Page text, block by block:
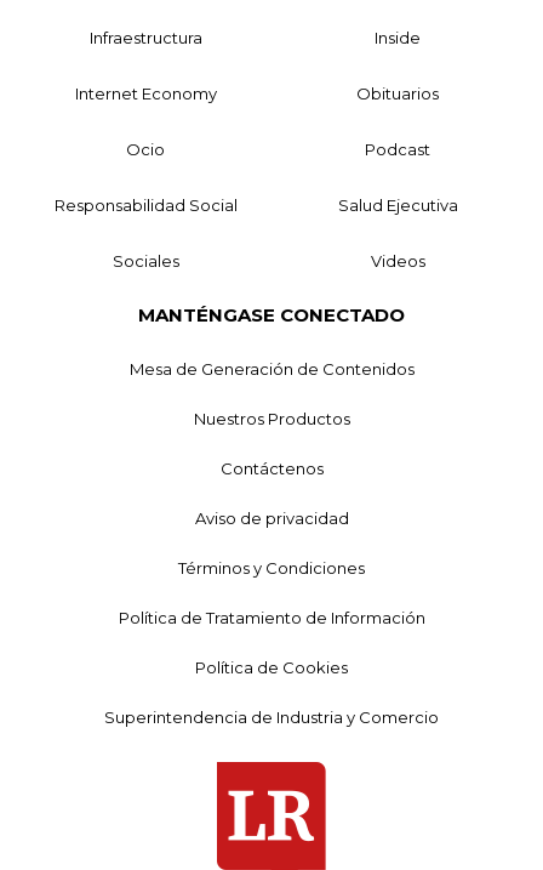
Infraestructura Inside
Internet Economy Obituarios
Ocio Podcast
Responsabilidad Social Salud Ejecutiva
Sociales Videos
MANTÉNGASE CONECTADO
Mesa de Generación de Contenidos
Nuestros Productos
Contáctenos
Aviso de privacidad
Términos y Condiciones
Política de Tratamiento de Información
Política de Cookies
Superintendencia de Industria y Comercio